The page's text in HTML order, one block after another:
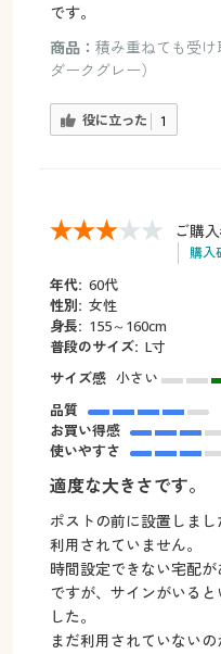
です。
商品： 積み重ねても受け
ダークグレー）
役に立った 1
ご購
購入
年代: 60代
性別: 女性
身長: 155～160cm
普段のサイズ: L寸
サイズ感 小さい
品質
お買い得感
使いやすさ
適度な大きさです。
ポストの前に設置しま
利用されていません。
時間設定できない宅配
ですが、サインがいる
した。
まだ利用されていないの